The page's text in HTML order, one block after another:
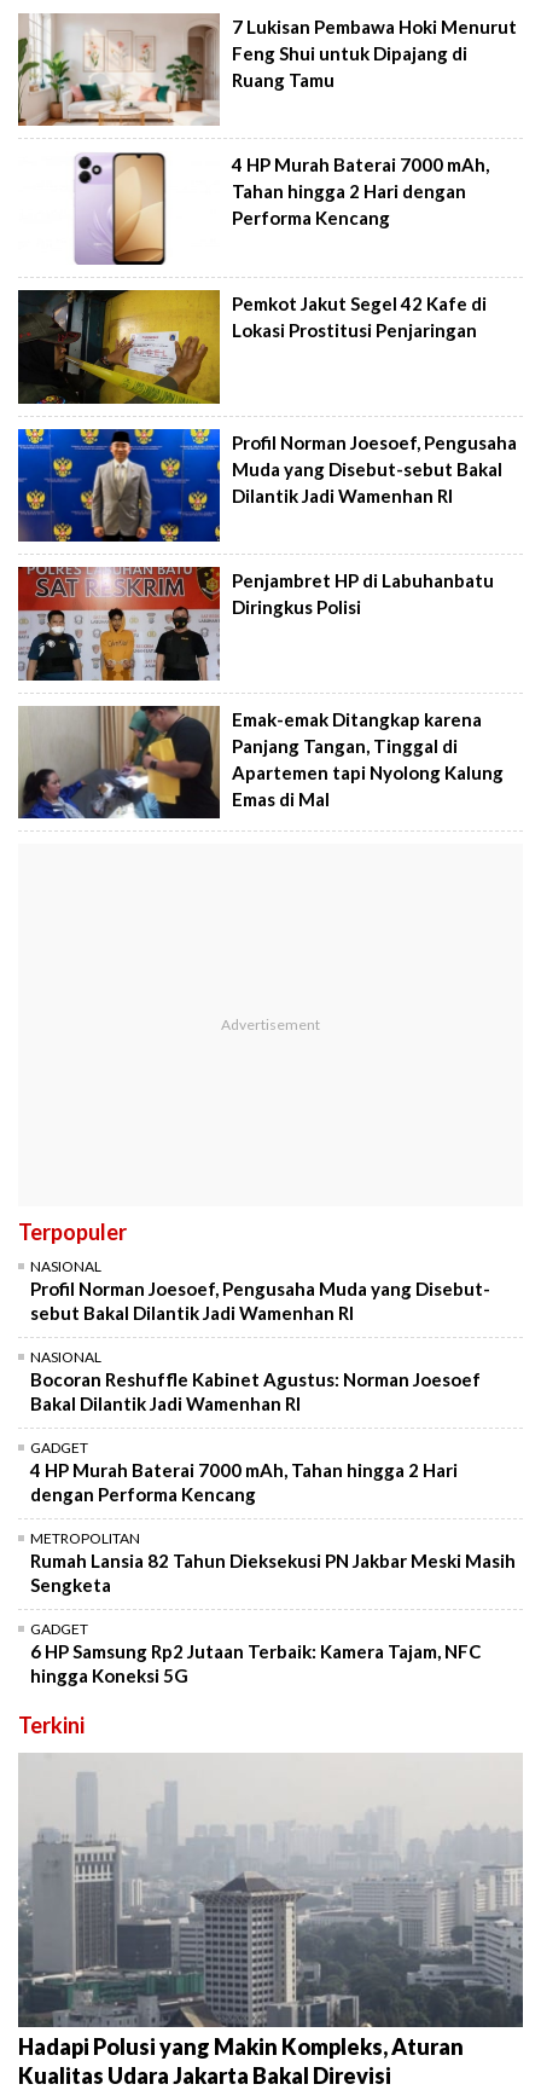
7 Lukisan Pembawa Hoki Menurut
Feng Shui untuk Dipajang di
Ruang Tamu
4 HP Murah Baterai 7000 mAh,
Tahan hingga 2 Hari dengan
Performa Kencang
Pemkot Jakut Segel 42 Kafe di
Lokasi Prostitusi Penjaringan
Profil Norman Joesoef, Pengusaha
Muda yang Disebut-sebut Bakal
Dilantik Jadi Wamenhan RI
Penjambret HP di Labuhanbatu
Diringkus Polisi
Emak-emak Ditangkap karena
Panjang Tangan, Tinggal di
Apartemen tapi Nyolong Kalung
Emas di Mal
Terpopuler
NASIONAL
Profil Norman Joesoef, Pengusaha Muda yang Disebut-
sebut Bakal Dilantik Jadi Wamenhan RI
NASIONAL
Bocoran Reshuffle Kabinet Agustus: Norman Joesoef
Bakal Dilantik Jadi Wamenhan RI
GADGET
4 HP Murah Baterai 7000 mAh, Tahan hingga 2 Hari
dengan Performa Kencang
METROPOLITAN
Rumah Lansia 82 Tahun Dieksekusi PN Jakbar Meski Masih
Sengketa
GADGET
6 HP Samsung Rp2 Jutaan Terbaik: Kamera Tajam, NFC
hingga Koneksi 5G
Terkini
Hadapi Polusi yang Makin Kompleks, Aturan
Kualitas Udara Jakarta Bakal Direvisi